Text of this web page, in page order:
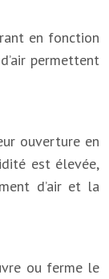
en fonction
permettent
ouverture en
est élevée,
d’air et la
ou ferme le